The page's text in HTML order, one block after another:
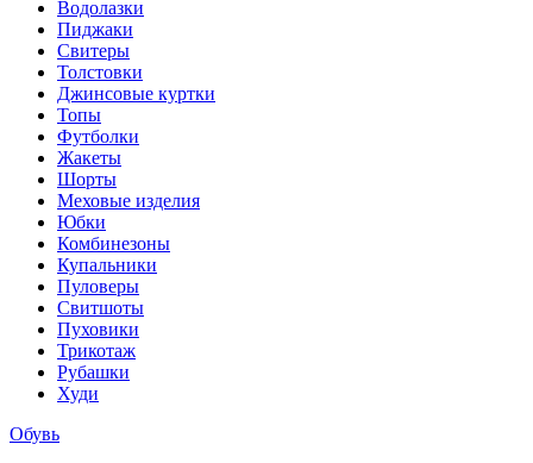
Водолазки
Пиджаки
Свитеры
Толстовки
Джинсовые куртки
Топы
Футболки
Жакеты
Шорты
Меховые изделия
Юбки
Комбинезоны
Купальники
Пуловеры
Свитшоты
Пуховики
Трикотаж
Рубашки
Худи
Обувь